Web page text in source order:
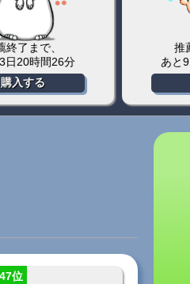
あと763日20時間18分
位